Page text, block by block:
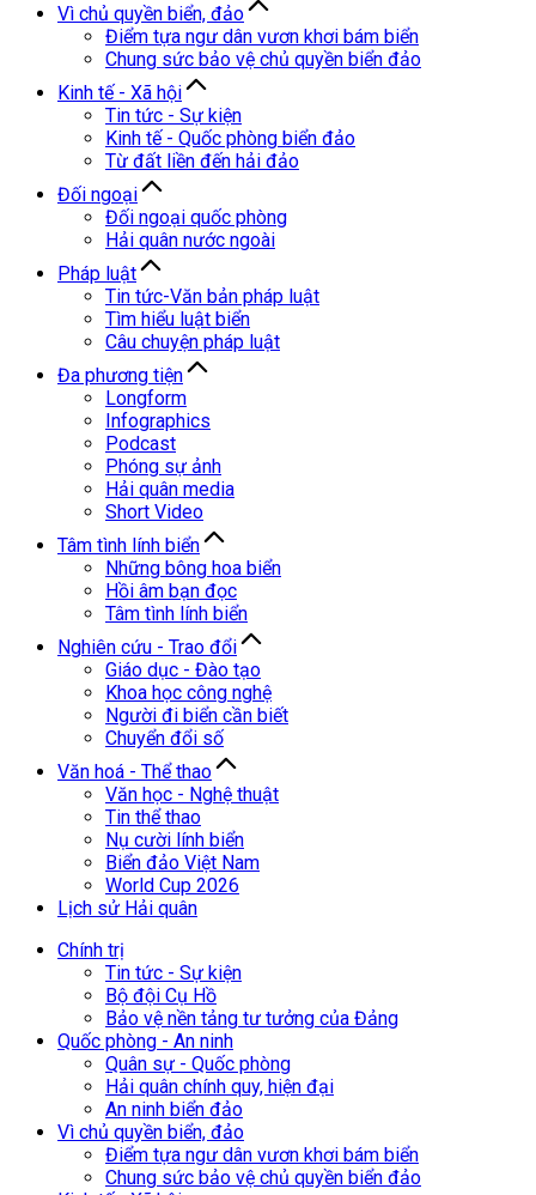
Vì chủ quyền biển, đảo
Điểm tựa ngư dân vươn khơi bám biển
Chung sức bảo vệ chủ quyền biển đảo
Kinh tế - Xã hội
Tin tức - Sự kiện
Kinh tế - Quốc phòng biển đảo
Từ đất liền đến hải đảo
Đối ngoại
Đối ngoại quốc phòng
Hải quân nước ngoài
Pháp luật
Tin tức-Văn bản pháp luật
Tìm hiểu luật biển
Câu chuyện pháp luật
Đa phương tiện
Longform
Infographics
Podcast
Phóng sự ảnh
Hải quân media
Short Video
Tâm tình lính biển
Những bông hoa biển
Hồi âm bạn đọc
Tâm tình lính biển
Nghiên cứu - Trao đổi
Giáo dục - Đào tạo
Khoa học công nghệ
Người đi biển cần biết
Chuyển đổi số
Văn hoá - Thể thao
Văn học - Nghệ thuật
Tin thể thao
Nụ cười lính biển
Biển đảo Việt Nam
World Cup 2026
Lịch sử Hải quân
Chính trị
Tin tức - Sự kiện
Bộ đội Cụ Hồ
Bảo vệ nền tảng tư tưởng của Đảng
Quốc phòng - An ninh
Quân sự - Quốc phòng
Hải quân chính quy, hiện đại
An ninh biển đảo
Vì chủ quyền biển, đảo
Điểm tựa ngư dân vươn khơi bám biển
Chung sức bảo vệ chủ quyền biển đảo